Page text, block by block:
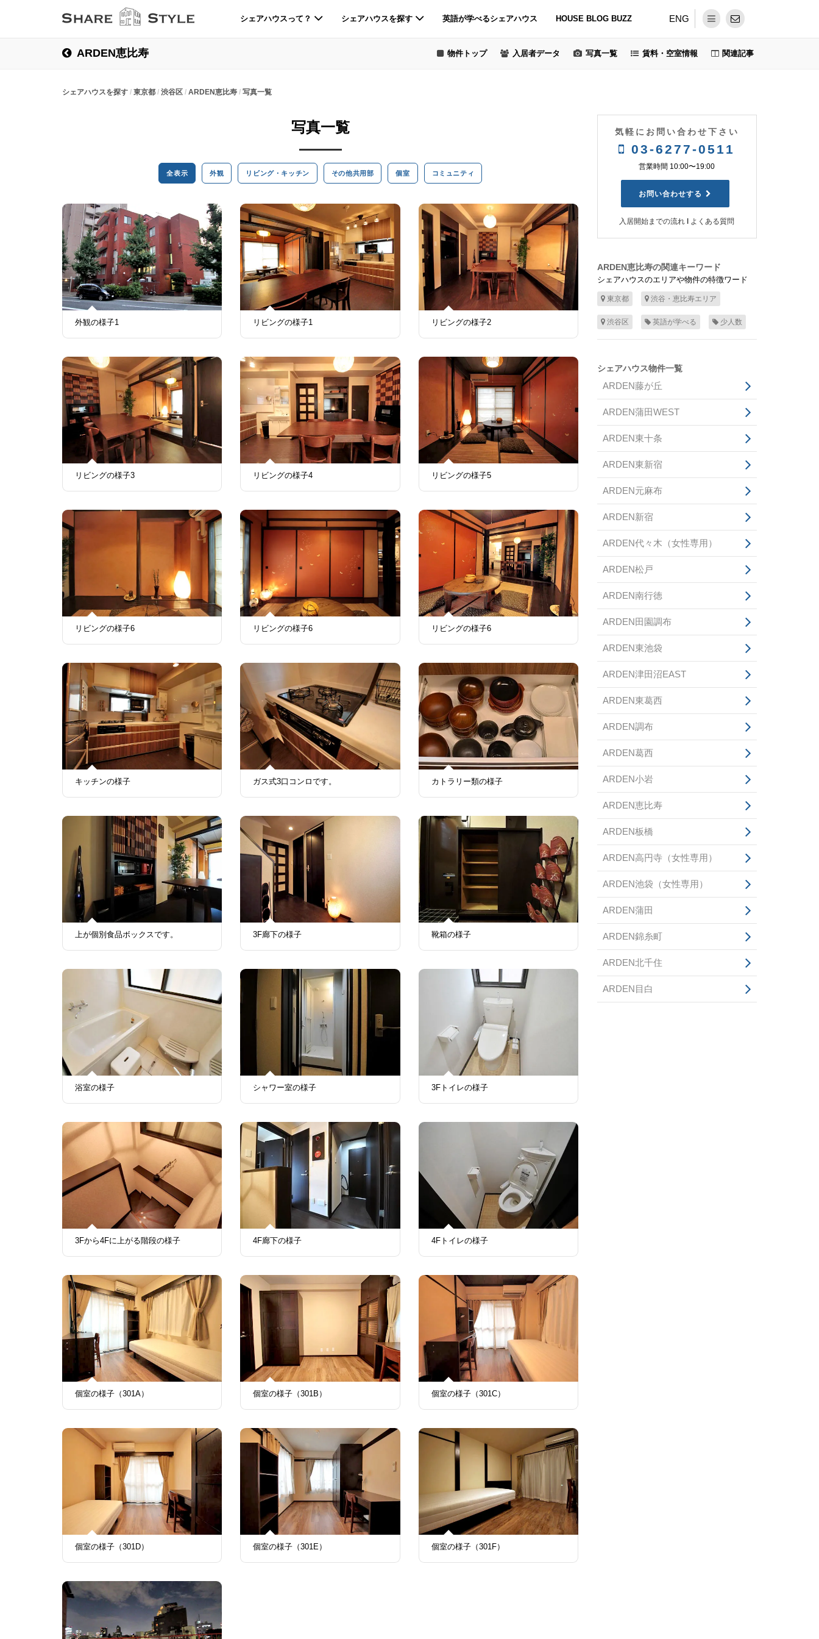
シェアハウスって？ シェアハウスを探す 英語が学べるシェアハウス HOUSE BLOG BUZZ ENG
ARDEN恵比寿 物件トップ 入居者データ 写真一覧 賃料・空室情報 関連記事
シェアハウスを探す 東京都 渋谷区 ARDEN恵比寿 写真一覧
写真一覧
全表示 外観 リビング・キッチン その他共用部 個室 コミュニティ
外観の様子1 リビングの様子1 リビングの様子2
リビングの様子3 リビングの様子4 リビングの様子5
リビングの様子6 リビングの様子6 リビングの様子6
キッチンの様子 ガス式3口コンロです。 カトラリー類の様子
上が個別食品ボックスです。 3F廊下の様子 靴箱の様子
浴室の様子 シャワー室の様子 3Fトイレの様子
3Fから4Fに上がる階段の様子 4F廊下の様子 4Fトイレの様子
個室の様子（301A） 個室の様子（301B） 個室の様子（301C）
個室の様子（301D） 個室の様子（301E） 個室の様子（301F）
気軽にお問い合わせ下さい
03-6277-0511
営業時間 10:00〜19:00
お問い合わせする
入居開始までの流れ よくある質問
ARDEN恵比寿の関連キーワード
シェアハウスのエリアや物件の特徴ワード
東京都 渋谷・恵比寿エリア
渋谷区 英語が学べる 少人数
シェアハウス物件一覧
ARDEN藤が丘
ARDEN蒲田WEST
ARDEN東十条
ARDEN東新宿
ARDEN元麻布
ARDEN新宿
ARDEN代々木（女性専用）
ARDEN松戸
ARDEN南行徳
ARDEN田園調布
ARDEN東池袋
ARDEN津田沼EAST
ARDEN東葛西
ARDEN調布
ARDEN葛西
ARDEN小岩
ARDEN恵比寿
ARDEN板橋
ARDEN高円寺（女性専用）
ARDEN池袋（女性専用）
ARDEN蒲田
ARDEN錦糸町
ARDEN北千住
ARDEN目白